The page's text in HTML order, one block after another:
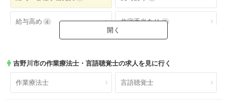
給与高め 4 住宅手当あり 1
就業時間・休日が魅力 土日休み
日祝休み 1 土日祝休み 0
吉野川市の作業療法士・言語聴覚士の求人を見に行く
作業療法士 言語聴覚士